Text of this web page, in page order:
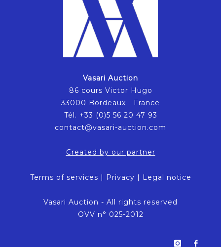
Vasari Auction
86 cours Victor Hugo
33000 Bordeaux - France
Tél. +33 (0)5 56 20 47 93
contact@vasari-auction.com
Created by our partner
Terms of services | Privacy | Legal notice
Vasari Auction - All rights reserved
OVV n° 025-2012